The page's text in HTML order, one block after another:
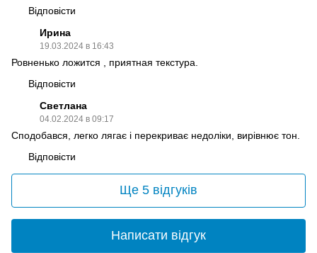
Відповісти
Ирина
19.03.2024 в 16:43
Ровненько ложится , приятная текстура.
Відповісти
Светлана
04.02.2024 в 09:17
Сподобався, легко лягає і перекриває недоліки, вирівнює тон.
Відповісти
Ще 5 відгуків
Написати відгук